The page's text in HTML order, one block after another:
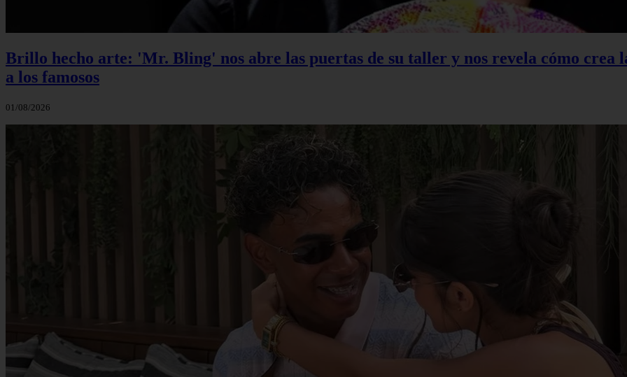
Brillo hecho arte: 'Mr. Bling' nos abre las puertas de su taller y nos revela cómo crea
a los famosos
01/08/2026